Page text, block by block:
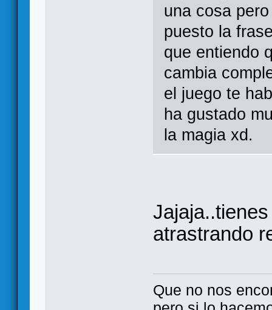
una cosa
puesto la
que entiendo
cambia
el juego te
ha gustado
la magia xd.
atrastrando
Que no nos